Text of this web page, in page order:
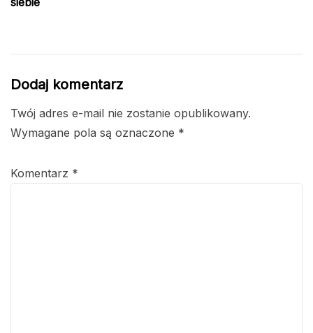
Dodaj komentarz
Twój adres e-mail nie zostanie opublikowany.
Wymagane pola są oznaczone *
Komentarz *